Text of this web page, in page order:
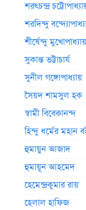
শরৎচন্দ্র
শরদিন্দু
শীর্ষেন্দু মুখোপাধ্যায়
সুকান্ত ভট্টাচার্য
সুনীল গঙ্গোপাধ্যায়
সৈয়দ শামসুল হক
স্বামী বিবেকানন্দ
হিন্দু ধর্মের মহান
হুমায়ুন আজাদ
হুমায়ূন আহমেদ
হেমেন্দ্রকুমার রায়
হেলাল হাফিজ